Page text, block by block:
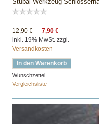
Stubai-Werkzeug
12,90 €
7,90 €
inkl. 19% MwSt. zzgl.
Versandkosten
In den Warenkorb
Wunschzettel
Vergleichsliste